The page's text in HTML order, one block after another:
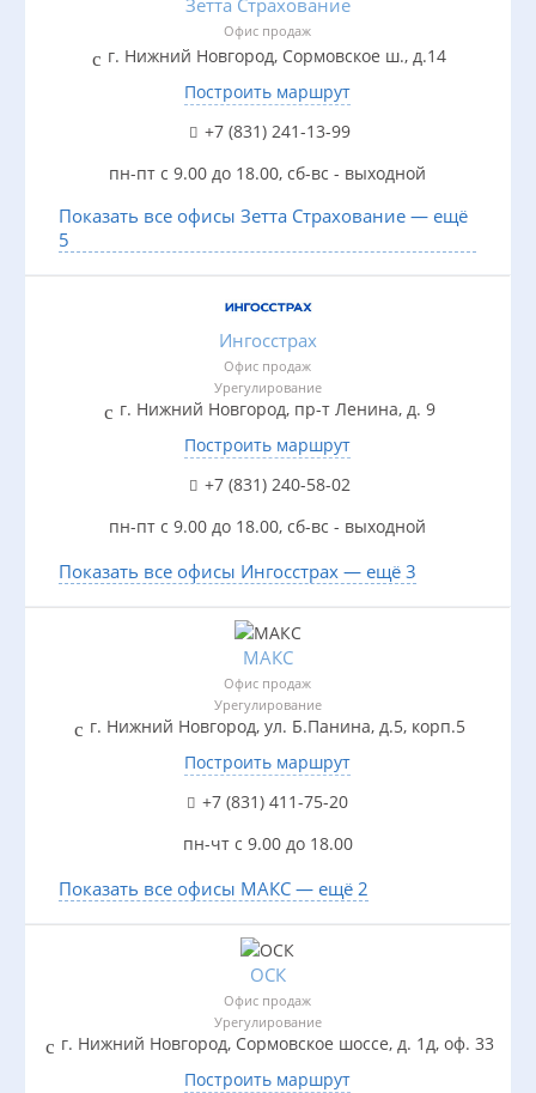
Зетта Страхование
Офис продаж
г. Нижний Новгород, Сормовское ш., д.14
Построить маршрут
+7 (831) 241-13-99
пн-пт с 9.00 до 18.00, сб-вс - выходной
Показать все офисы Зетта Страхование — ещё
5
Ингосстрах
Офис продаж
Урегулирование
г. Нижний Новгород, пр-т Ленина, д. 9
Построить маршрут
+7 (831) 240-58-02
пн-пт с 9.00 до 18.00, сб-вс - выходной
Показать все офисы Ингосстрах — ещё 3
МАКС
Офис продаж
Урегулирование
г. Нижний Новгород, ул. Б.Панина, д.5, корп.5
Построить маршрут
+7 (831) 411-75-20
пн-чт с 9.00 до 18.00
Показать все офисы МАКС — ещё 2
ОСК
Офис продаж
Урегулирование
г. Нижний Новгород, Сормовское шоссе, д. 1д, оф. 33
Построить маршрут